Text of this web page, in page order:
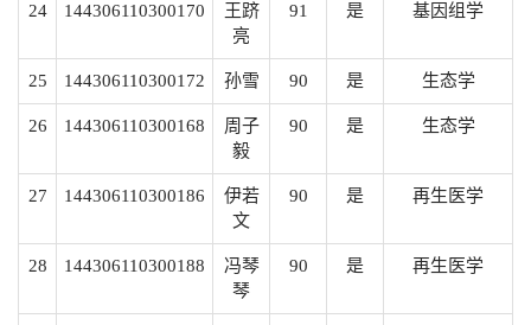
24 144306110300170
王跻
亮
91 是 基因组学
25 144306110300172 孙雪 90 是 生态学
26 144306110300168
周子
毅
90 是 生态学
27 144306110300186
伊若
文
90 是 再生医学
28 144306110300188
冯琴
琴
90 是 再生医学